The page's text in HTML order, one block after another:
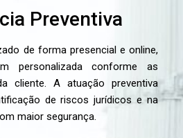
Preventiva
de forma presencial e online,
personalizada conforme as
cliente. A atuação preventiva
de riscos jurídicos e na
maior segurança.